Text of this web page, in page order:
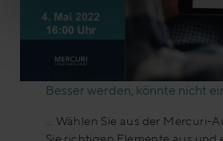
Besser werden, könnte nicht
… Wählen Sie aus der Mercuri-